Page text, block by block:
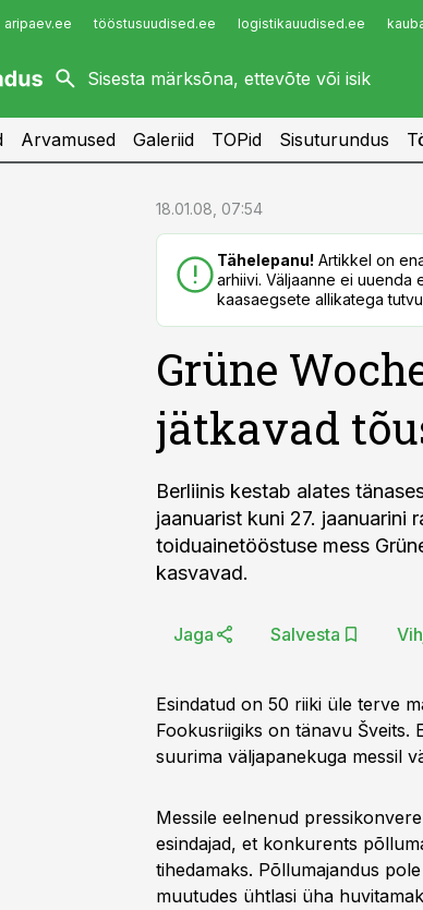
aripaev.ee tööstusuudised.ee logistikauudised.ee
imelineajalugu.ee
Infopank
Arvamused Galeriid TOPid Sisuturundus
18.01.08, 07:54
Tähelepanu! Artikkel on
arhiivi. Väljaanne ei uuenda
kaasaegsete allikatega
Grüne
jätkavad
Berliinis kestab alates
jaanuarist kuni 27. jaanuarini
toiduainetööstuse mess
kasvavad.
Jaga Salvesta
Esindatud on 50 riiki üle terve
Fookusriigiks on tänavu Šveits.
suurima väljapanekuga messil
Messile eelnenud
esindajad, et konkurents
tihedamaks. Põllumajandus
muutudes ühtlasi üha